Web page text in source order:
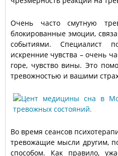
Очень часто смутную
блокированные эмоции,
событиями. Специалист
искренние чувства – очень
горе, чувство вины. Это
тревожностью и вашими
Во время сеансов
тревожащие мысли другим,
способом. Как правило,